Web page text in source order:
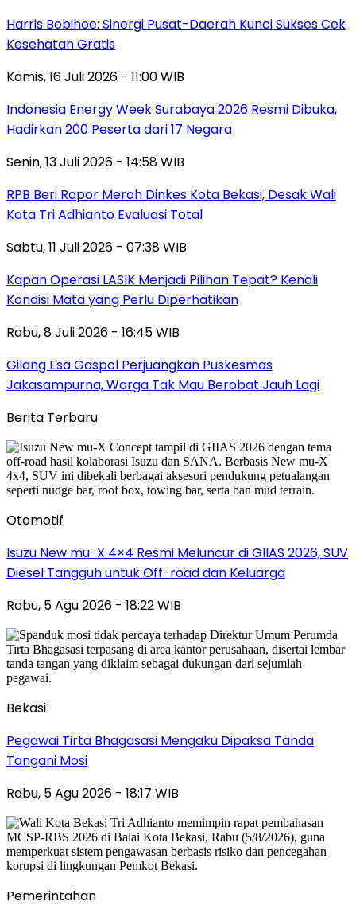
Harris Bobihoe: Sinergi Pusat-Daerah Kunci Sukses Cek
Kesehatan Gratis
Kamis, 16 Juli 2026 - 11:00 WIB
Indonesia Energy Week Surabaya 2026 Resmi Dibuka,
Hadirkan 200 Peserta dari 17 Negara
Senin, 13 Juli 2026 - 14:58 WIB
RPB Beri Rapor Merah Dinkes Kota Bekasi, Desak Wali
Kota Tri Adhianto Evaluasi Total
Sabtu, 11 Juli 2026 - 07:38 WIB
Kapan Operasi LASIK Menjadi Pilihan Tepat? Kenali
Kondisi Mata yang Perlu Diperhatikan
Rabu, 8 Juli 2026 - 16:45 WIB
Gilang Esa Gaspol Perjuangkan Puskesmas
Jakasampurna, Warga Tak Mau Berobat Jauh Lagi
Berita Terbaru
Otomotif
Isuzu New mu-X 4×4 Resmi Meluncur di GIIAS 2026, SUV
Diesel Tangguh untuk Off-road dan Keluarga
Rabu, 5 Agu 2026 - 18:22 WIB
Bekasi
Pegawai Tirta Bhagasasi Mengaku Dipaksa Tanda
Tangani Mosi
Rabu, 5 Agu 2026 - 18:17 WIB
Pemerintahan